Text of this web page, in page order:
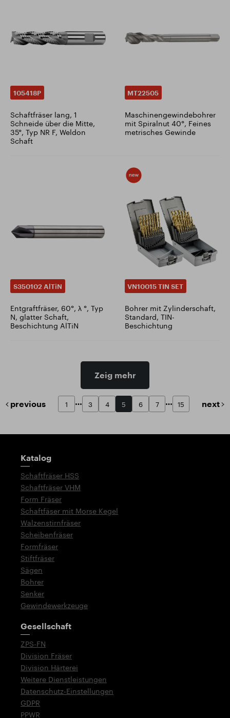
105418P
Schaftfräser lang, 1
Schneide über die Mitte,
35°, Typ NR F, Weldon
Schaft
MT22505
Maschinengewindebohrer
mit Spiralnut 40°, Feines
metrisches Gewinde
S350102 AlTiN
Entgraftfräser, 60°, λ °, Typ
N, glatter Schaft,
Beschichtung AlTiN
VN10015 TIN SET
Bohrer mit Zylinderschaft,
Standard, TIN-
Beschichtung
Zeig mehr
previous 1 3 4 5 6 7 15 next
Wegweiser
Katalog
Schaftfräser HSS
Schaftfräser VHM
Form Fräser
Schaftfäser mit Morse Kegel
Walzenstirnfräser
Scheibenfräser
Formfräser
Stiftfräser
Sägen
Bohrer
Senker
Gewindewerkzeuge
Gesellschaft
ZPS-FN
Division Fräser
Division Härterei
Weitere Dienstleistungen
Datenschutz-Einstellungen
GDPR
PPWR